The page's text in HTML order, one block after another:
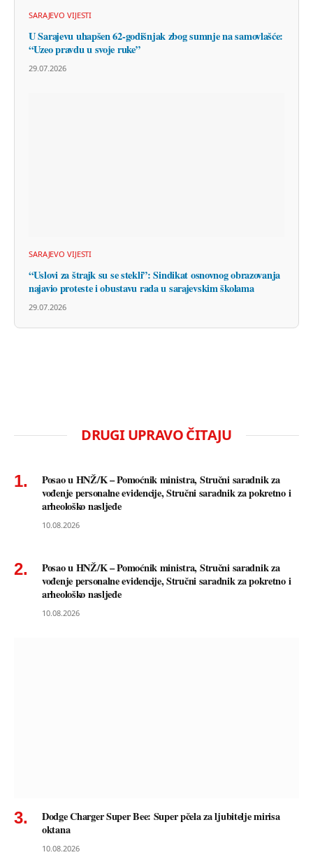
SARAJEVO VIJESTI
U Sarajevu uhapšen 62-godišnjak zbog sumnje na samovlašće:
“Uzeo pravdu u svoje ruke”
29.07.2026
SARAJEVO VIJESTI
“Uslovi za štrajk su se stekli”: Sindikat osnovnog obrazovanja
najavio proteste i obustavu rada u sarajevskim školama
29.07.2026
DRUGI UPRAVO ČITAJU
Posao u HNŽ/K – Pomoćnik ministra, Stručni saradnik za
vođenje personalne evidencije, Stručni saradnik za pokretno i
arheološko nasljeđe
10.08.2026
Posao u HNŽ/K – Pomoćnik ministra, Stručni saradnik za
vođenje personalne evidencije, Stručni saradnik za pokretno i
arheološko nasljeđe
10.08.2026
Dodge Charger Super Bee: Super pčela za ljubitelje mirisa
oktana
10.08.2026